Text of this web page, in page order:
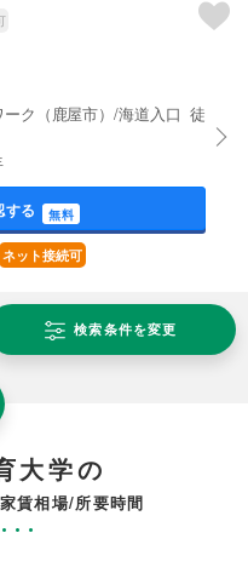
ーク（鹿屋市）/海道入口 徒
する 無料
ネット接続可
検索条件を変更
大学の
賃相場/所要時間